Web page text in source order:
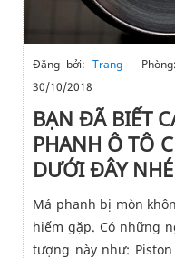
Đăng bởi: Trang
30/10/2018
BẠN ĐÃ BIẾT
PHANH Ô TÔ
DƯỚI ĐÂY NHÉ
Má phanh bị mòn
hiếm gặp. Có những
tượng này như: